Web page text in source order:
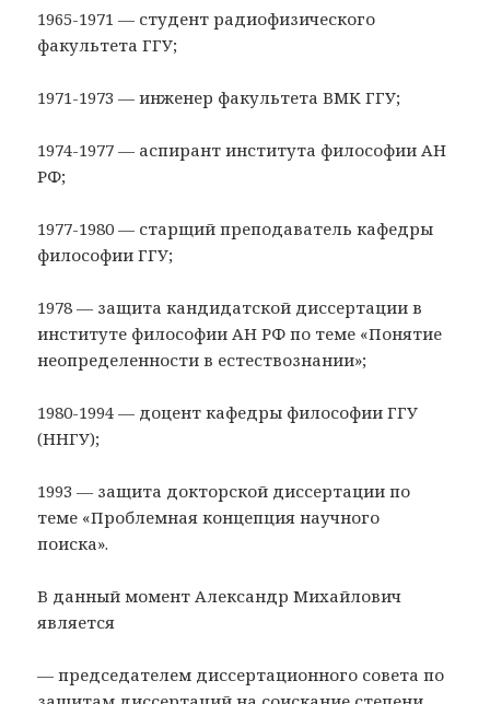
1965-1971 — студент радиофизического
факультета ГГУ;
1971-1973 — инженер факультета ВМК ГГУ;
1974-1977 — аспирант института философии АН
РФ;
1977-1980 — старщий преподаватель кафедры
философии ГГУ;
1978 — защита кандидатской диссертации в
институте философии АН РФ по теме «Понятие
неопределенности в естествознании»;
1980-1994 — доцент кафедры философии ГГУ
(ННГУ);
1993 — защита докторской диссертации по
теме «Проблемная концепция научного
поиска».
В данный момент Александр Михайлович
является
— председателем диссертационного совета по